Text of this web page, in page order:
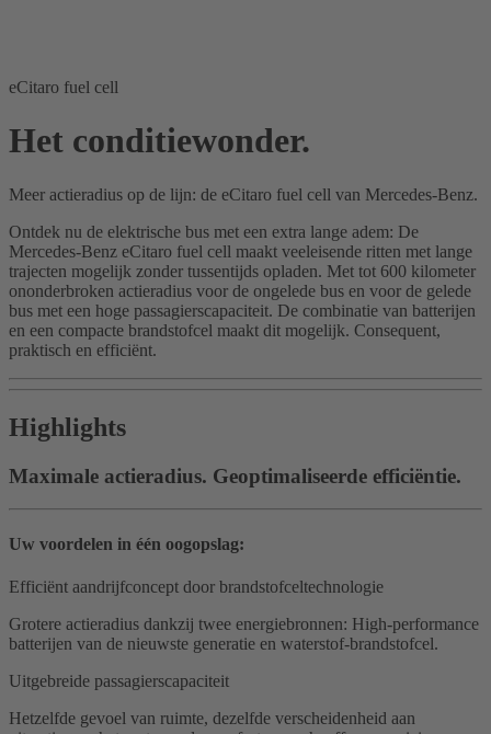
eCitaro fuel cell
Het conditiewonder.
Meer actieradius op de lijn: de eCitaro fuel cell van Mercedes-Benz.
Ontdek nu de elektrische bus met een extra lange adem: De
Mercedes-Benz eCitaro fuel cell maakt veeleisende ritten met lange
trajecten mogelijk zonder tussentijds opladen. Met tot 600 kilometer
ononderbroken actieradius voor de ongelede bus en voor de gelede
bus met een hoge passagierscapaciteit. De combinatie van batterijen
en een compacte brandstofcel maakt dit mogelijk. Consequent,
praktisch en efficiënt.
Highlights
Maximale actieradius. Geoptimaliseerde efficiëntie.
Uw voordelen in één oogopslag:
Efficiënt aandrijfconcept door brandstofceltechnologie
Grotere actieradius dankzij twee energiebronnen: High-performance
batterijen van de nieuwste generatie en waterstof-brandstofcel.
Uitgebreide passagierscapaciteit
Hetzelfde gevoel van ruimte, dezelfde verscheidenheid aan